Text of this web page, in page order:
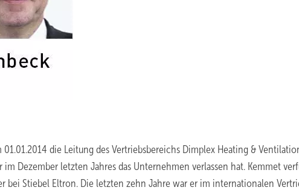
01.01.2014 die Leitung des Vertriebsbereichs Dimplex Heating &
Dezember letzten Jahres das Unternehmen verlassen hat. Kemmet
bei Stiebel Eltron. Die letzten zehn Jahre war er im internationalen